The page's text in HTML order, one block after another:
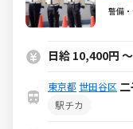
警備
日給 10,400円
東京都 世田谷区
駅チカ